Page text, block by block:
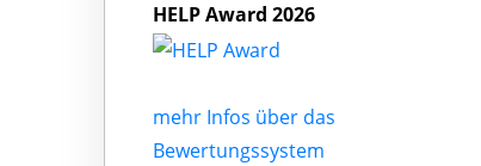
HELP Award 2026
mehr Infos über das
Bewertungssystem